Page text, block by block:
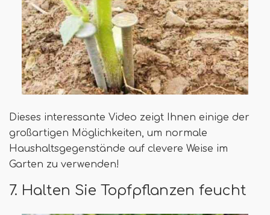
Dieses interessante Video zeigt Ihnen einige der
großartigen Möglichkeiten, um normale
Haushaltsgegenstände auf clevere Weise im
Garten zu verwenden!
7. Halten Sie Topfpflanzen feucht